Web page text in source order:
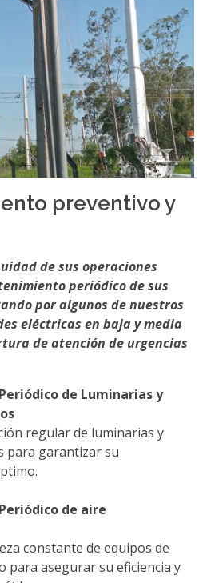
preventivo y
de sus operaciones
periódico de sus
por algunos de nuestros
eléctricas en baja y media
de atención de urgencias
de Luminarias y
regular de luminarias y
para garantizar su
de aire
constante de equipos de
para asegurar su eficiencia y